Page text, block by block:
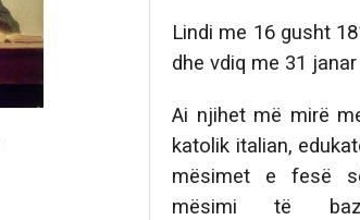
Lindi me 16 gusht
dhe vdiq me 31
Ai njihet më mirë
katolik italian,
mësimet e fesë
mësimi të